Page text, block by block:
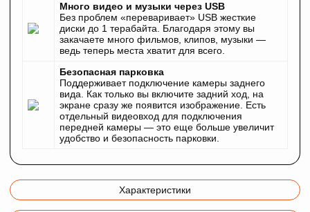
Много видео и музыки через USB
Без проблем «переваривает» USB жесткие
диски до 1 терабайта. Благодаря этому вы
закачаете много фильмов, клипов, музыки —
ведь теперь места хватит для всего.
Безопасная парковка
Поддерживает подключение камеры заднего
вида. Как только вы включите задний ход, на
экране сразу же появится изображение. Есть
отдельный видеовход для подключения
передней камеры — это еще больше увеличит
удобство и безопасность парковки.
Характеристики